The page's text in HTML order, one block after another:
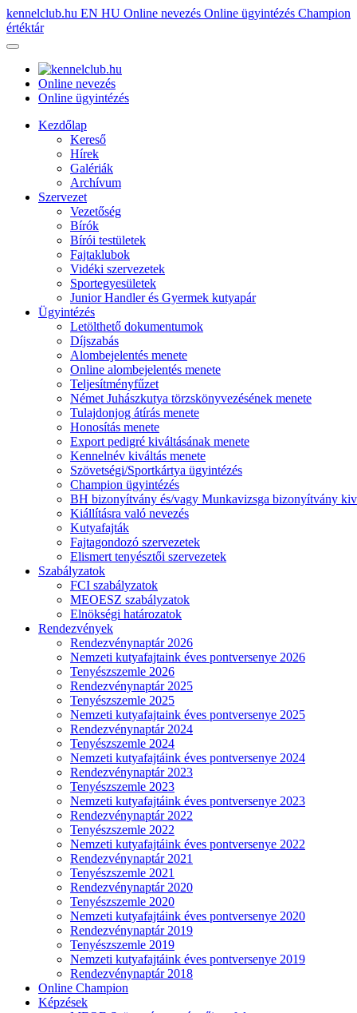
kennelclub.hu EN HU Online nevezés Online ügyintézés Champion
értéktár
Online nevezés
Online ügyintézés
Kezdőlap
Kereső
Hírek
Galériák
Archívum
Szervezet
Vezetőség
Bírók
Bírói testületek
Fajtaklubok
Vidéki szervezetek
Sportegyesületek
Junior Handler és Gyermek kutyapár
Ügyintézés
Letölthető dokumentumok
Díjszabás
Alombejelentés menete
Online alombejelentés menete
Teljesítményfűzet
Német Juhászkutya törzskönyvezésének menete
Tulajdonjog átírás menete
Honosítás menete
Export pedigré kiváltásának menete
Kennelnév kiváltás menete
Szövetségi/Sportkártya ügyintézés
Champion ügyintézés
BH bizonyítvány és/vagy Munkavizsga bizonyítvány
Kiállításra való nevezés
Kutyafajták
Fajtagondozó szervezetek
Elismert tenyésztői szervezetek
Szabályzatok
FCI szabályzatok
MEOESZ szabályzatok
Elnökségi határozatok
Rendezvények
Rendezvénynaptár 2026
Nemzeti kutyafajtaink éves pontversenye 2026
Tenyészszemle 2026
Rendezvénynaptár 2025
Tenyészszemle 2025
Nemzeti kutyafajtaink éves pontversenye 2025
Rendezvénynaptár 2024
Tenyészszemle 2024
Nemzeti kutyafajtáink éves pontversenye 2024
Rendezvénynaptár 2023
Tenyészszemle 2023
Nemzeti kutyafajtáink éves pontversenye 2023
Rendezvénynaptár 2022
Tenyészszemle 2022
Nemzeti kutyafajtáink éves pontversenye 2022
Rendezvénynaptár 2021
Tenyészszemle 2021
Rendezvénynaptár 2020
Tenyészszemle 2020
Nemzeti kutyafajtáink éves pontversenye 2020
Rendezvénynaptár 2019
Tenyészszemle 2019
Nemzeti kutyafajtáink éves pontversenye 2019
Rendezvénynaptár 2018
Online Champion
Képzések